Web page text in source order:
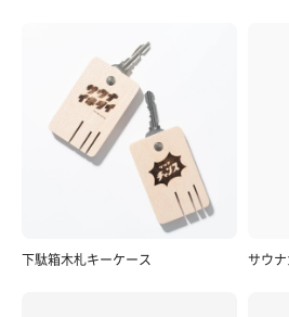
下駄箱木札キーケース サウナ